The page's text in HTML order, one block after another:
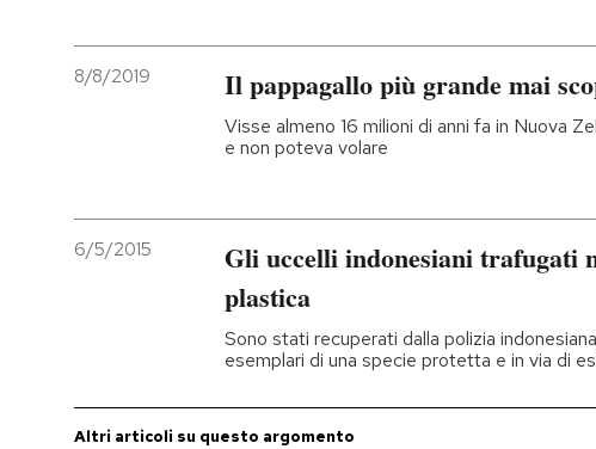
8/8/2019 Il pappagallo più grande mai
Visse almeno 16 milioni di anni fa in Nuova
e non poteva volare
6/5/2015
Gli uccelli indonesiani trafugati
plastica
Sono stati recuperati dalla polizia
esemplari di una specie protetta e in via di
Altri articoli su questo argomento